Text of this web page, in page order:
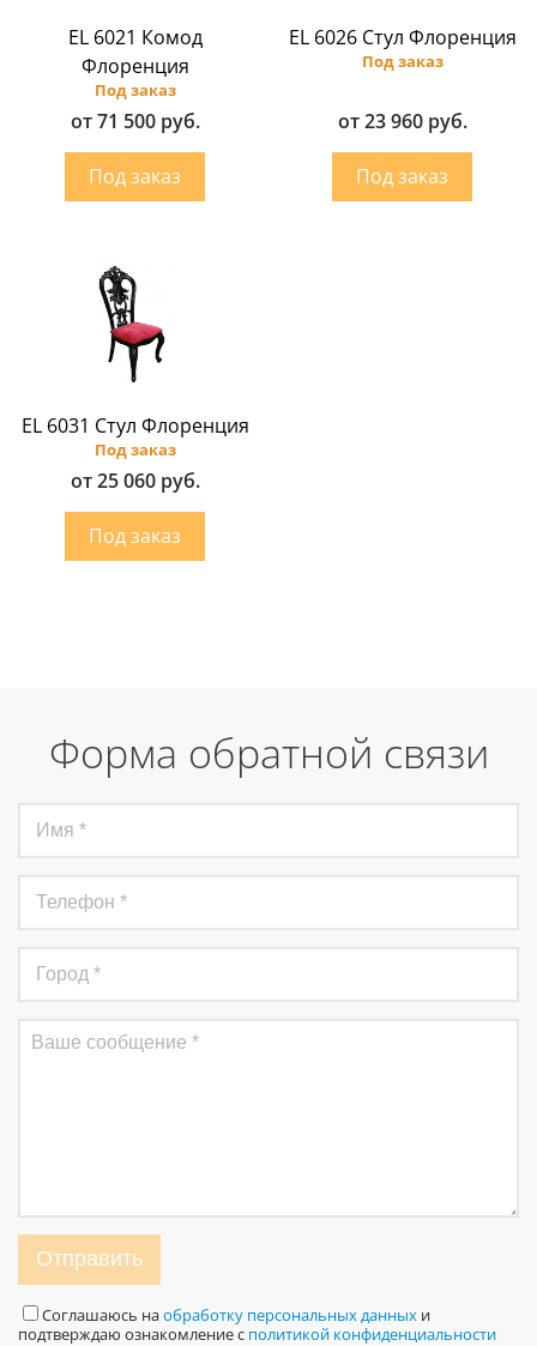
EL 6021 Комод
Флоренция
Под заказ
от 71 500 руб.
EL 6026 Стул Флоренция
Под заказ
от 23 960 руб.
EL 6031 Стул Флоренция
Под заказ
от 25 060 руб.
Форма обратной связи
Отправить
Соглашаюсь наобработку персональных данных и
подтверждаю ознакомление с политикой конфиденциальности